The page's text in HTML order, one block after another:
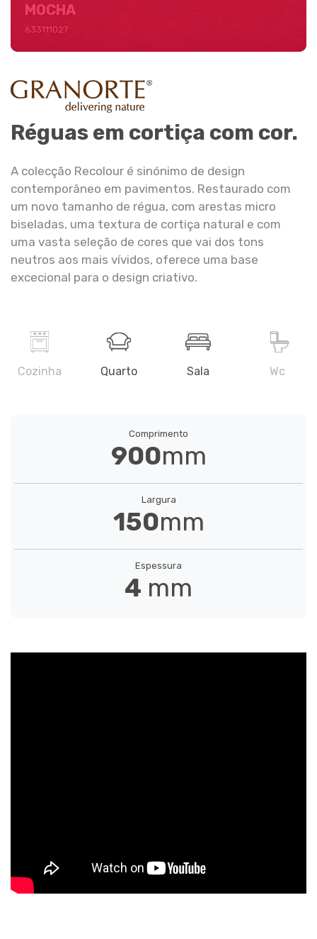
MOCHA
633111027
SUNSET
633111626
TERRACOTTA
633111616
LILAC
BLUSH
Réguas em cortiça com cor.
A colecção Recolour é sinónimo de design
contemporâneo em pavimentos. Restaurado com
um novo tamanho de régua, com arestas micro
biseladas, uma textura de cortiça natural e com
uma vasta seleção de cores que vai dos tons
neutros aos mais vívidos, oferece uma base
excecional para o design criativo.
Cozinha Quarto Sala Wc
Comprimento
900mm
Largura
150mm
Espessura
4 mm